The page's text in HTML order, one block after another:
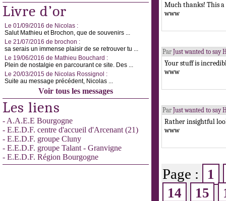
Livre d’or
Le 01/09/2016 de Nicolas :
Salut Mathieu et Brochon, que de souvenirs ...
Le 21/07/2016 de brochon :
sa serais un immense plaisir de se retrouver tu ...
Le 19/06/2016 de Mathieu Bouchard :
Plein de nostalgie en parcourant ce site. Des ...
Le 20/03/2015 de Nicolas Rossignol :
Suite au message précédent, Nicolas ...
Voir tous les messages
Les liens
- A.A.E.E Bourgogne
- E.E.D.F. centre d'accueil d'Arcenant (21)
- E.E.D.F. groupe Cluny
- E.E.D.F. groupe Talant - Granvigne
- E.E.D.F. Région Bourgogne
Much thanks! This
www
Par Just wanted to say
Your stuff is
www
Par Just wanted to say
Rather insightful
www
Page :
1
14
15